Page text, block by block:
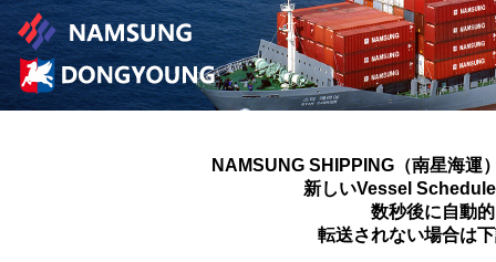
NAMSUNG SHIPPING（南星海運
新しいVessel
数秒後に自動
転送されない場合は